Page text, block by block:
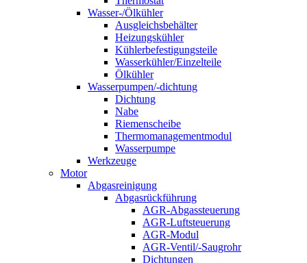
Wasser-/Ölkühler
Ausgleichsbehälter
Heizungskühler
Kühlerbefestigungsteile
Wasserkühler/Einzelteile
Ölkühler
Wasserpumpen/-dichtung
Dichtung
Nabe
Riemenscheibe
Thermomanagementmodul
Wasserpumpe
Werkzeuge
Motor
Abgasreinigung
Abgasrückführung
AGR-Abgassteuerung
AGR-Luftsteuerung
AGR-Modul
AGR-Ventil/-Saugrohr
Dichtungen